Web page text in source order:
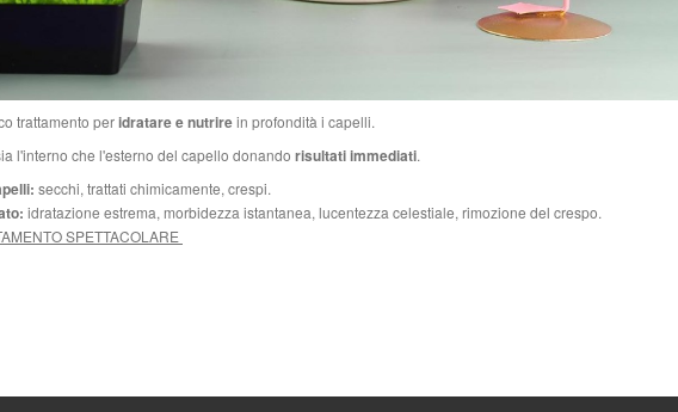
trattamento peridratare e nutrirein profondità i capelli.
l'interno che l'esterno del capello donando risultati immediati.
secchi, trattati chimicamente, crespi.
idratazione estrema, morbidezza istantanea, lucentezza celestiale, rimozione del crespo.
SPETTACOLARE